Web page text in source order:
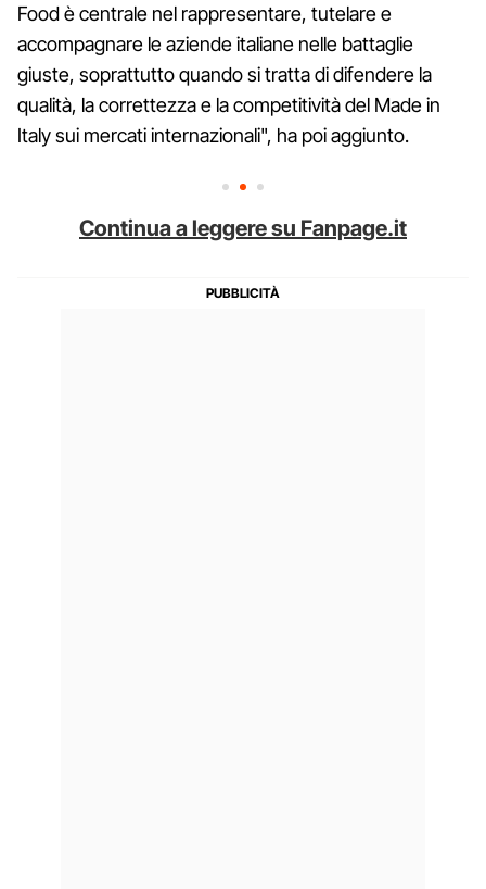
Food è centrale nel rappresentare, tutelare e
accompagnare le aziende italiane nelle battaglie
giuste, soprattutto quando si tratta di difendere la
qualità, la correttezza e la competitività del Made in
Italy sui mercati internazionali", ha poi aggiunto.
Continua a leggere su Fanpage.it